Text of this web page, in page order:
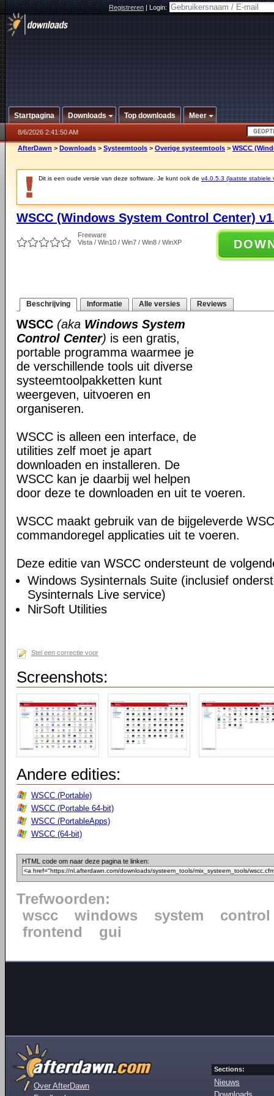
Registreren|Login:
Startpagina Downloads Top downloads Meer
8/6/2026 2:41:50 AM
AfterDawn > Downloads > Systeemtools > Overige systeemtools > WSCC
Dit is een oude versie van deze software. Je kunt ook de v4.0.5.3 (laatste stabiele
WSCC (Windows System Control Center)
Freeware
Vista / Win10 / Win7 / Win8 / WinXP
Beschrijving Informatie Alle versies Reviews
WSCC (aka Windows System
Control Center) is een gratis,
portable programma waarmee je
de verschillende tools uit diverse
systeemtoolpakketten kunt
weergeven, uitvoeren en
organiseren.
WSCC is alleen een interface, de
utilities zelf moet je apart
downloaden en installeren. De
WSCC kan je daarbij wel helpen
door deze te downloaden en uit te voeren.
WSCC maakt gebruik van de bijgeleverde
commandoregel applicaties uit te voeren.
Deze editie van WSCC ondersteunt de
Windows Sysinternals Suite (inclusief
Sysinternals Live service)
NirSoft Utilities
Stel een correctie voor
Screenshots:
Andere edities:
WSCC (Portable)
WSCC (Portable 64-bit)
WSCC (PortableApps)
WSCC (64-bit)
HTML code om naar deze pagina te linken:
Trefwoorden:
wscc
windows system
control
frontend
gui
Over AfterDawn
Sections:
Nieuws